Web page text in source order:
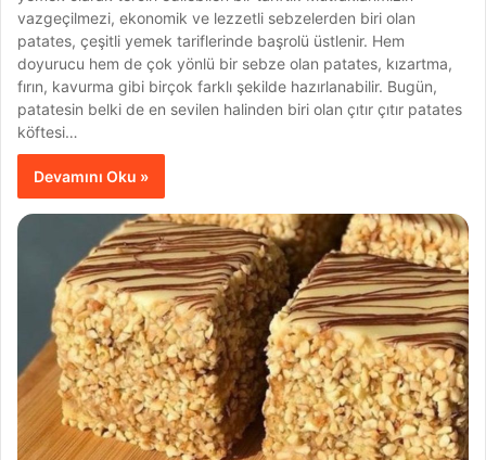
vazgeçilmezi, ekonomik ve lezzetli sebzelerden biri olan
patates, çeşitli yemek tariflerinde başrolü üstlenir. Hem
doyurucu hem de çok yönlü bir sebze olan patates, kızartma,
fırın, kavurma gibi birçok farklı şekilde hazırlanabilir. Bugün,
patatesin belki de en sevilen halinden biri olan çıtır çıtır patates
köftesi…
Devamını Oku »